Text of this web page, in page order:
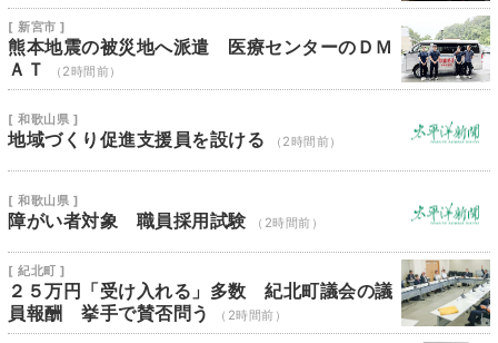
[ 新宮市 ]
熊本地震の被災地へ派遣 医療センターのＤＭ
ＡＴ
（2時間前）
[ 和歌山県 ]
地域づくり促進支援員を設ける （2時間前）
[ 和歌山県 ]
障がい者対象 職員採用試験 （2時間前）
[ 紀北町 ]
２５万円「受け入れる」多数 紀北町議会の議
員報酬 挙手で賛否問う
（2時間前）